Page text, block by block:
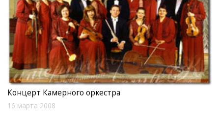
Концерт Камерного оркестра
16 марта 2008